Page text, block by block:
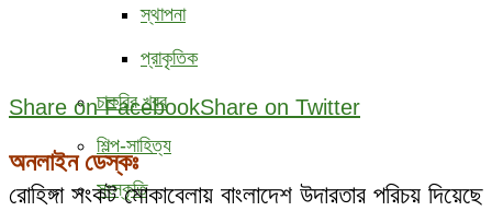
স্থাপনা
প্রাকৃতিক
চাকরির খবর
শিল্প-সাহিত্য
সংস্কৃতি
Share on FacebookShare on Twitter
অনলাইন ডেস্কঃ
রোহিঙ্গা সংকট মোকাবেলায় বাংলাদেশ উদারতার পরিচয় দিয়েছে